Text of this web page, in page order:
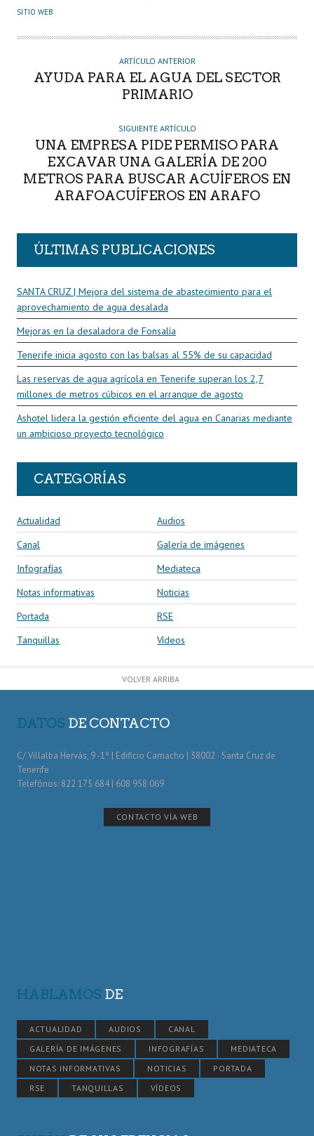
U
O
SITIO WEB
ARTÍCULO ANTERIOR
AYUDA PARA EL AGUA DEL SECTOR
PRIMARIO
SIGUIENTE ARTÍCULO
UNA EMPRESA PIDE PERMISO PARA
EXCAVAR UNA GALERÍA DE 200
METROS PARA BUSCAR ACUÍFEROS EN
ARAFOACUÍFEROS EN ARAFO
ÚLTIMAS PUBLICACIONES
SANTA CRUZ | Mejora del sistema de abastecimiento para el
aprovechamiento de agua desalada
Mejoras en la desaladora de Fonsalía
Tenerife inicia agosto con las balsas al 55% de su capacidad
Las reservas de agua agrícola en Tenerife superan los 2,7
millones de metros cúbicos en el arranque de agosto
Ashotel lidera la gestión eficiente del agua en Canarias mediante
un ambicioso proyecto tecnológico
CATEGORÍAS
Actualidad
Audios
Canal
Galería de imágenes
Infografías
Mediateca
Notas informativas
Noticias
Portada
RSE
Tanquillas
Vídeos
VOLVER ARRIBA
DATOS DE CONTACTO
C/ Villalba Hervás, 9 -1º | Edificio Camacho | 38002 · Santa Cruz de
Tenerife
Telefónos: 822 175 684 | 608 958 069
CONTACTO VÍA WEB
HABLAMOS DE
ACTUALIDAD AUDIOS
CANAL
GALERÍA DE IMÁGENES
INFOGRAFÍAS
MEDIATECA
NOTAS INFORMATIVAS
NOTICIAS
PORTADA
RSE
TANQUILLAS VÍDEOS